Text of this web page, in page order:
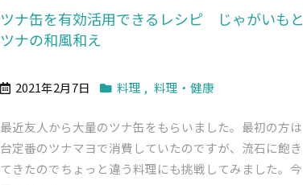
ツナ缶を有効活用できるレシピ じゃがいもと
ツナの和風和え
2021年2月7日 料理 , 料理・健康
最近友人から大量のツナ缶をもらいました。最初の方は
台定番のツナマヨで消費していたのですが、流石に飽き
てきたのでちょっと違う料理にも挑戦してみました。今